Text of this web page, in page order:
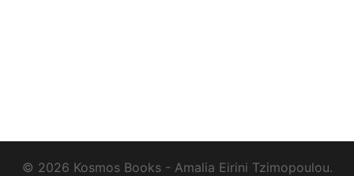
© 2026 Kosmos Books - Amalia Eirini Tzimopoulou.